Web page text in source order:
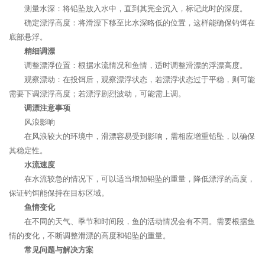
测量水深：将铅坠放入水中，直到其完全沉入，标记此时的深度。
确定漂浮高度：将滑漂下移至比水深略低的位置，这样能确保钓饵在
底部悬浮。
精细调漂
调整漂浮位置：根据水流情况和鱼情，适时调整滑漂的浮漂高度。
观察漂动：在投饵后，观察漂浮状态，若漂浮状态过于平稳，则可能
需要下调漂浮高度；若漂浮剧烈波动，可能需上调。
调漂注意事项
风浪影响
在风浪较大的环境中，滑漂容易受到影响，需相应增重铅坠，以确保
其稳定性。
水流速度
在水流较急的情况下，可以适当增加铅坠的重量，降低漂浮的高度，
保证钓饵能保持在目标区域。
鱼情变化
在不同的天气、季节和时间段，鱼的活动情况会有不同。需要根据鱼
情的变化，不断调整滑漂的高度和铅坠的重量。
常见问题与解决方案